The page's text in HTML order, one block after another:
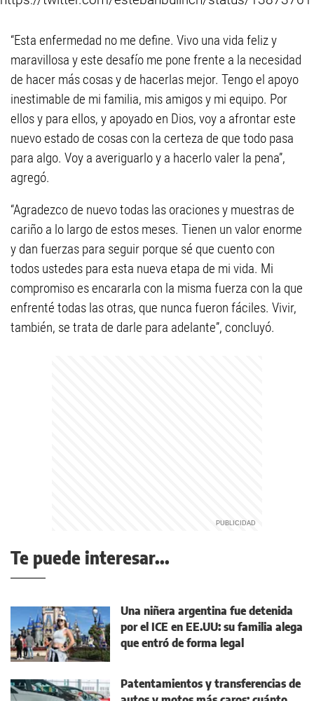
“Esta enfermedad no me define. Vivo una vida feliz y
maravillosa y este desafío me pone frente a la necesidad
de hacer más cosas y de hacerlas mejor. Tengo el apoyo
inestimable de mi familia, mis amigos y mi equipo. Por
ellos y para ellos, y apoyado en Dios, voy a afrontar este
nuevo estado de cosas con la certeza de que todo pasa
para algo. Voy a averiguarlo y a hacerlo valer la pena”,
agregó.
“Agradezco de nuevo todas las oraciones y muestras de
cariño a lo largo de estos meses. Tienen un valor enorme
y dan fuerzas para seguir porque sé que cuento con
todos ustedes para esta nueva etapa de mi vida. Mi
compromiso es encararla con la misma fuerza con la que
enfrenté todas las otras, que nunca fueron fáciles. Vivir,
también, se trata de darle para adelante”, concluyó.
Te puede interesar...
Una niñera argentina fue detenida
por el ICE en EE.UU: su familia alega
que entró de forma legal
Patentamientos y transferencias de